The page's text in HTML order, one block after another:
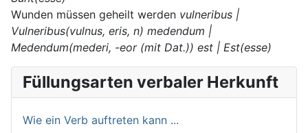
Wunden müssen geheilt werden vulneribus |
Vulneribus(vulnus, eris, n) medendum |
Medendum(mederi, -eor (mit Dat.)) est | Est(esse)
Füllungsarten verbaler Herkunft
Wie ein Verb auftreten kann ...